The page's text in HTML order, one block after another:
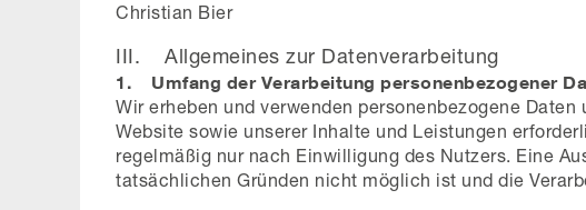
Christian Bier
III. Allgemeines zur Datenverarbeitung
1. Umfang der Verarbeitung personenbezogener
Wir erheben und verwenden personenbezogene
Website sowie unserer Inhalte und Leistungen
regelmäßig nur nach Einwilligung des Nutzers. Eine
tatsächlichen Gründen nicht möglich ist und die